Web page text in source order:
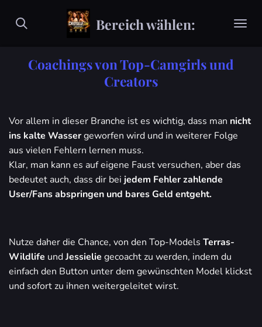
Hauptinhalt
Bereich wählen:
Coachings von Top-Camgirls und
Creators
Vor allem in dieser Branche ist es wichtig, dass man nicht
ins kalte Wassergeworfen wird und in weiterer Folge
aus vielen Fehlern lernen muss.
Klar, man kann es auf eigene Faust versuchen, aber das
bedeutet auch, dass dir bei jedem Fehler zahlende
User/Fans abspringen und bares Geld entgeht.
Nutze daher die Chance, von den Top-Models Terras-
Wildlife undJessielie gecoacht zu werden, indem du
einfach den Button unter dem gewünschten Model klickst
und sofort zu ihnen weitergeleitet wirst.